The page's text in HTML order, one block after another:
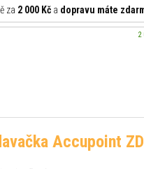
za 2 000 Kča dopravu máte
2
Accupoint